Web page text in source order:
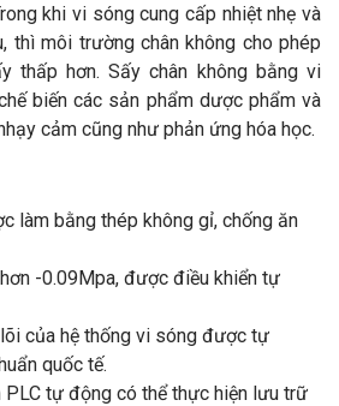
khi vi sóng cung cấp nhiệt nhẹ và
thì môi trường chân không cho phép
thấp hơn. Sấy chân không bằng vi
biến các sản phẩm dược phẩm và
cảm cũng như phản ứng hóa học.
làm bằng thép không gỉ, chống ăn
-0.09Mpa, được điều khiển tự
của hệ thống vi sóng được tự
quốc tế.
PLC tự động có thể thực hiện lưu trữ